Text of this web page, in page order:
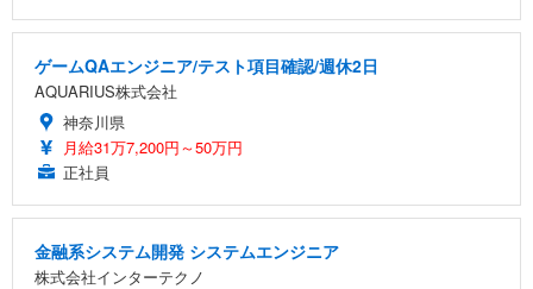
ゲームQAエンジニア/テスト項目確認/週休2日
AQUARIUS株式会社
神奈川県
月給31万7,200円～50万円
正社員
金融系システム開発 システムエンジニア
株式会社インターテクノ